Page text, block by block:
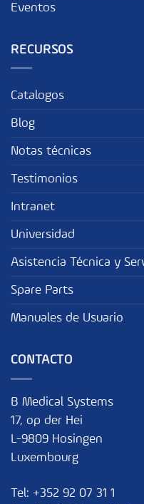
Eventos
RECURSOS
Catalogos
Blog
Notas técnicas
Testimonios
Intranet
Universidad
Asistencia Técnica y
Spare Parts
Manuales de Usuario
CONTACTO
B Medical Systems
17, op der Hei
L-9809 Hosingen
Luxembourg
Tel: +352 92 07 31 1